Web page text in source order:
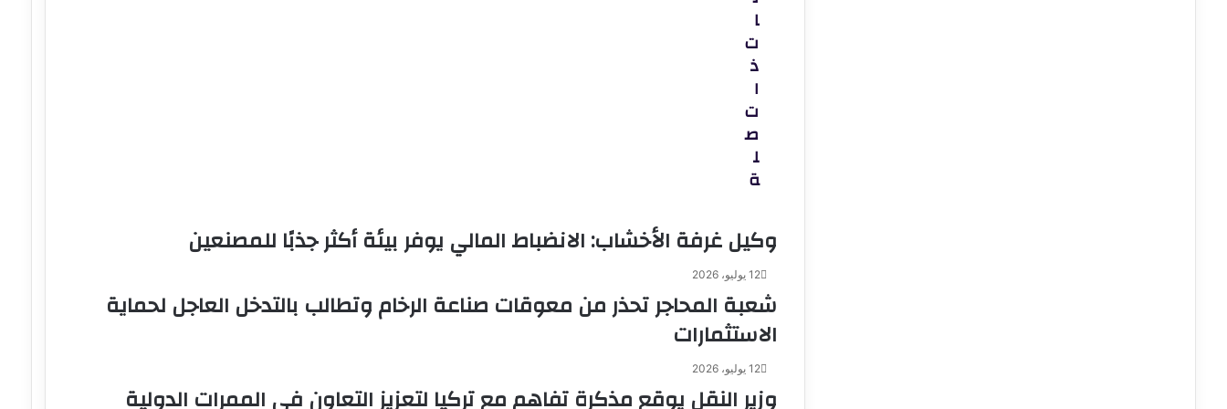
أثير
حول
مستشفى
الشاطبي
ا
ت
ذ
ا
ت
ص
ل
ة
وكيل غرفة الأخشاب: الانضباط المالي يوفر بيئة أكثر جذبًا للمصنعين
12 يوليو، 2026
شعبة المحاجر تحذر من معوقات صناعة الرخام وتطالب بالتدخل العاجل لحماية
الاستثمارات
12 يوليو، 2026
وزير النقل يوقع مذكرة تفاهم مع تركيا لتعزيز التعاون في الممرات الدولية